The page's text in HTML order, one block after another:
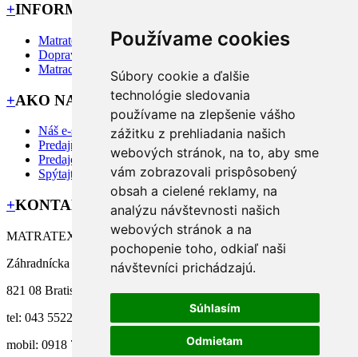
Používame cookies
Súbory cookie a ďalšie
technológie sledovania
používame na zlepšenie vášho
zážitku z prehliadania našich
webových stránok, na to, aby sme
vám zobrazovali prispôsobený
obsah a cielené reklamy, na
analýzu návštevnosti našich
webových stránok a na
pochopenie toho, odkiaľ naši
návštevníci prichádzajú.
Súhlasím
Odmietam
+INFORMÁCIE
Matratex
Doprava priamo k Vám
Matrac na mieru?
+AKO NAKUPOVAŤ
Náš e-shop
Predajňa MATRATEX
Predajcovia
Spýtajte sa nás
+KONTAKT
MATRATEX manufacture s.r.o.
Záhradnícka 58/A,
821 08 Bratislava
tel: 043 5522 112
mobil: 0918 771 002